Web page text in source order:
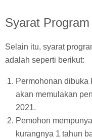
Syarat Program
Selain itu, syarat
adalah seperti berikut:
Permohonan dibuka
akan memulakan
2021.
Pemohon
kurangnya 1 tahun